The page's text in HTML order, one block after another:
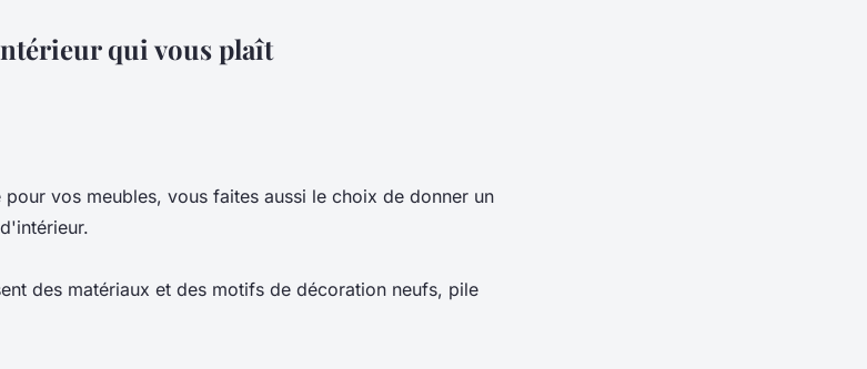
qui vous plaît
vos meubles, vous faites aussi le choix de donner un
des matériaux et des motifs de décoration neufs, pile